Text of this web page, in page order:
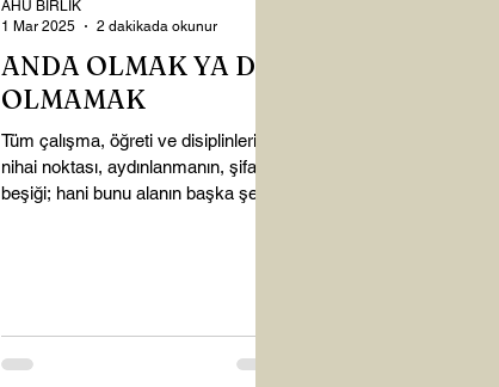
ANDA OLMAK YA DA
OLMAMAK
Tüm çalışma, öğreti ve disiplinlerin
nihai noktası, aydınlanmanın, şifanın
beşiği; hani bunu alanın başka şey
AHU BİRLİK
1 Mar 2025
2 dakikada okunur